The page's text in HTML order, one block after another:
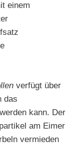
einem
verfügt über
das
kann. Der
am Eimer
vermieden